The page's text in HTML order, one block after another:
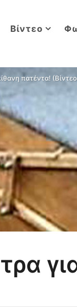
Βίντεο
πατέντα!